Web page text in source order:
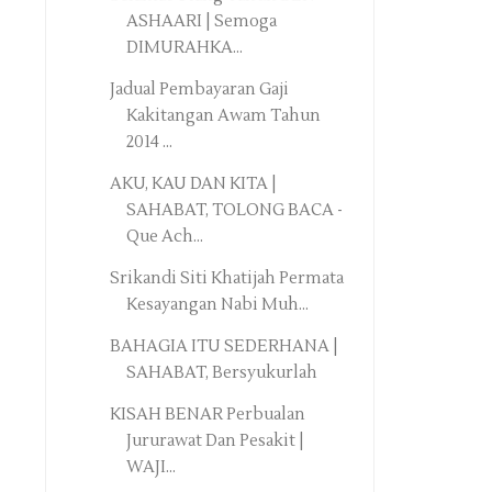
ASHAARI | Semoga
DIMURAHKA...
Jadual Pembayaran Gaji
Kakitangan Awam Tahun
2014 ...
AKU, KAU DAN KITA |
SAHABAT, TOLONG BACA -
Que Ach...
Srikandi Siti Khatijah Permata
Kesayangan Nabi Muh...
BAHAGIA ITU SEDERHANA |
SAHABAT, Bersyukurlah
KISAH BENAR Perbualan
Jururawat Dan Pesakit |
WAJI...